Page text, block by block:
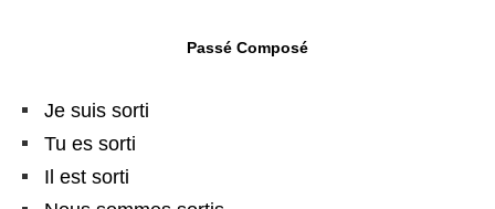
Passé Composé
Je suis sorti
Tu es sorti
Il est sorti